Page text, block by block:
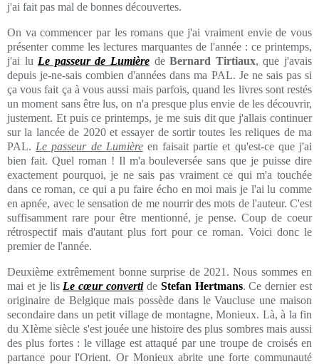
j'ai fait pas mal de bonnes découvertes.
On va commencer par les romans que j'ai vraiment envie de vous
présenter comme les lectures marquantes de l'année : ce printemps,
j'ai lu Le passeur de Lumière deBernard Tirtiaux, que j'avais
depuis je-ne-sais combien d'années dans ma PAL. Je ne sais pas si
ça vous fait ça à vous aussi mais parfois, quand les livres sont restés
un moment sans être lus, on n'a presque plus envie de les découvrir,
justement. Et puis ce printemps, je me suis dit que j'allais continuer
sur la lancée de 2020 et essayer de sortir toutes les reliques de ma
PAL. Le passeur de Lumièreen faisait partie et qu'est-ce que j'ai
bien fait. Quel roman ! Il m'a bouleversée sans que je puisse dire
exactement pourquoi, je ne sais pas vraiment ce qui m'a touchée
dans ce roman, ce qui a pu faire écho en moi mais je l'ai lu comme
en apnée, avec le sensation de me nourrir des mots de l'auteur. C'est
suffisamment rare pour être mentionné, je pense. Coup de coeur
rétrospectif mais d'autant plus fort pour ce roman. Voici donc le
premier de l'année.
Deuxième extrêmement bonne surprise de 2021. Nous sommes en
mai et je lis Le cœur convertide Stefan Hertmans. Ce dernier est
originaire de Belgique mais possède dans le Vaucluse une maison
secondaire dans un petit village de montagne, Monieux. Là, à la fin
du XIème siècle s'est jouée une histoire des plus sombres mais aussi
des plus fortes : le village est attaqué par une troupe de croisés en
partance pour l'Orient. Or Monieux abrite une forte communauté